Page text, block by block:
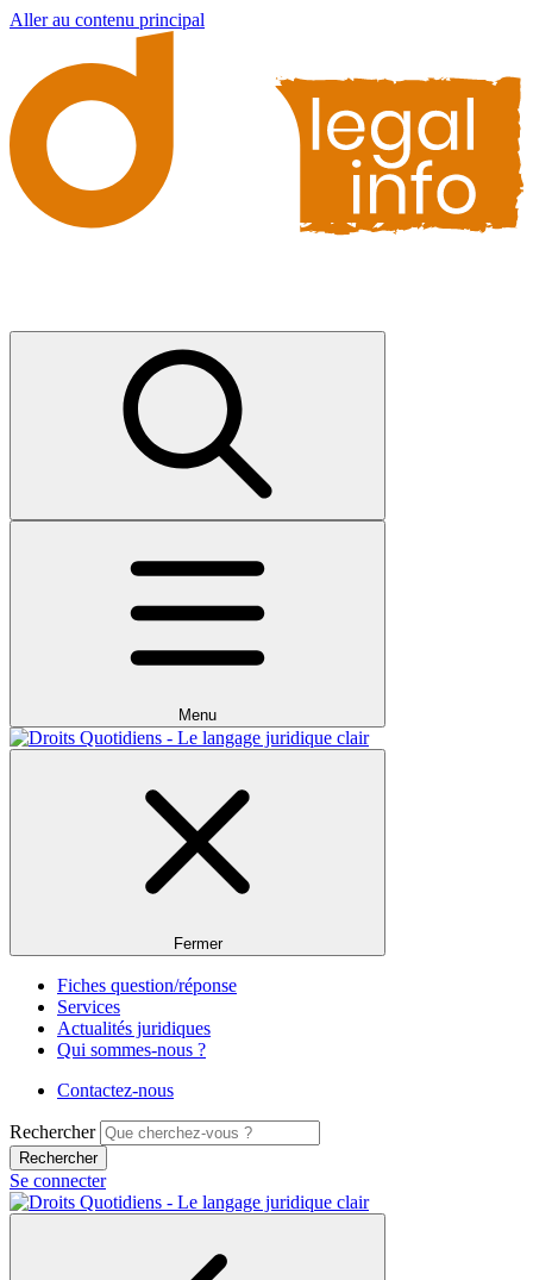
Aller au contenu principal
Menu
Fermer
Fiches question/réponse
Services
Actualités juridiques
Qui sommes-nous ?
Contactez-nous
Rechercher
Se connecter